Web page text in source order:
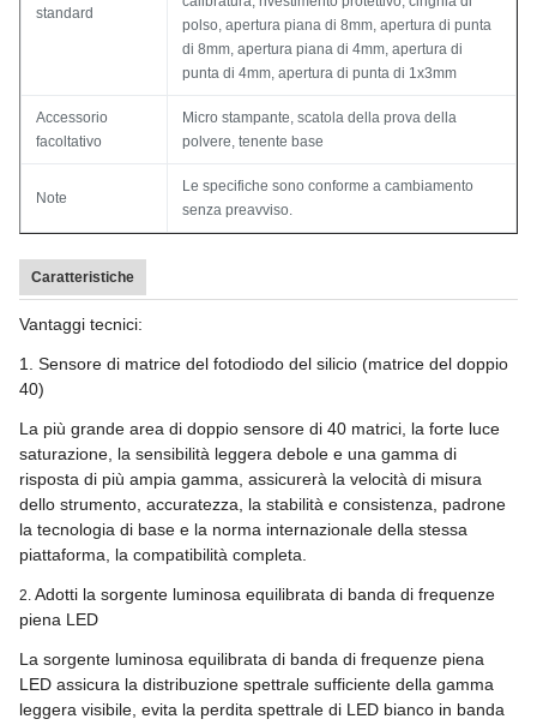
standard
polso, apertura piana di 8mm, apertura di punta
di 8mm, apertura piana di 4mm, apertura di
punta di 4mm, apertura di punta di 1x3mm
Accessorio
facoltativo
Micro stampante, scatola della prova della
polvere, tenente base
Note
Le specifiche sono conforme a cambiamento
senza preavviso.
Caratteristiche
Vantaggi tecnici:
1. Sensore di matrice del fotodiodo del silicio (matrice del doppio
40)
La più grande area di doppio sensore di 40 matrici, la forte luce
saturazione, la sensibilità leggera debole e una gamma di
risposta di più ampia gamma, assicurerà la velocità di misura
dello strumento, accuratezza, la stabilità e consistenza, padrone
la tecnologia di base e la norma internazionale della stessa
piattaforma, la compatibilità completa.
2. Adotti la sorgente luminosa equilibrata di banda di frequenze
piena LED
La sorgente luminosa equilibrata di banda di frequenze piena
LED assicura la distribuzione spettrale sufficiente della gamma
leggera visibile, evita la perdita spettrale di LED bianco in banda